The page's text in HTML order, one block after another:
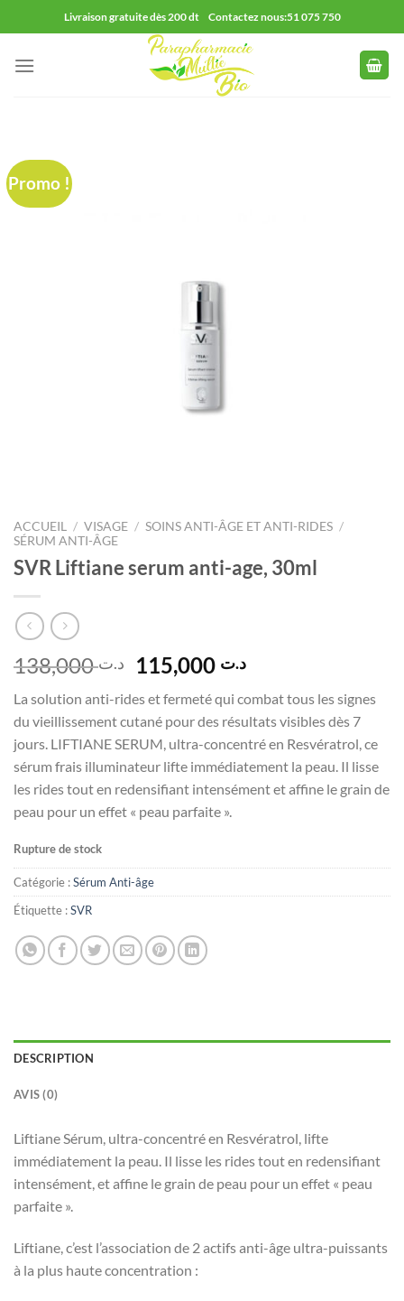
au
contenu
Livraison gratuite dès 200 dt Contactez nous:51 075 750
Promo !
ACCUEIL / VISAGE / SOINS ANTI-ÂGE ET ANTI-RIDES /
SÉRUM ANTI-ÂGE
SVR Liftiane serum anti-age, 30ml
د.ت138,000
Le
prix
initial
était :
د.ت 138,000.
د.تLe
actuel
est :
د.ت 115,000.
La solution anti-rides et fermeté qui combat tous les signes
du vieillissement cutané pour des résultats visibles dès 7
jours. LIFTIANE SERUM, ultra-concentré en Resvératrol, ce
sérum frais illuminateur lifte immédiatement la peau. Il lisse
les rides tout en redensifiant intensément et affine le grain de
peau pour un effet « peau parfaite ».
Rupture de stock
Catégorie :Sérum Anti-âge
Étiquette :SVR
DESCRIPTION
AVIS (0)
Liftiane Sérum, ultra-concentré en Resvératrol, lifte
immédiatement la peau. Il lisse les rides tout en redensifiant
intensément, et affine le grain de peau pour un effet « peau
parfaite ».
Liftiane, c’est l’association de 2 actifs anti-âge ultra-puissants
à la plus haute concentration :